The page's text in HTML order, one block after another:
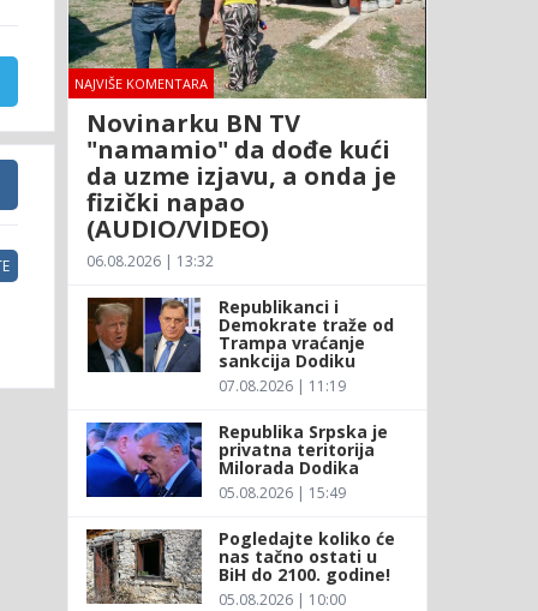
NAJVIŠE KOMENTARA
Novinarku BN TV
"namamio" da dođe kući
da uzme izjavu, a onda je
fizički napao
(AUDIO/VIDEO)
06.08.2026 | 13:32
Republikanci i
Demokrate traže od
Trampa vraćanje
sankcija Dodiku
07.08.2026 | 11:19
Republika Srpska je
privatna teritorija
Milorada Dodika
05.08.2026 | 15:49
Pogledajte koliko će
nas tačno ostati u
BiH do 2100. godine!
05.08.2026 | 10:00